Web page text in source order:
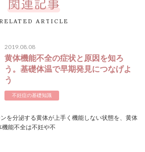
RELATED ARTICLE
2019.08.08
黄体機能不全の症状と原因を知ろ
う。基礎体温で早期発見につなげよ
う
不妊症の基礎知識
を分泌する黄体が上手く機能しない状態を、黄体
能不全は不妊や不